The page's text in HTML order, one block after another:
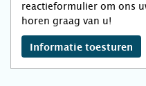
reactieformulier om ons
horen graag van u!
Informatie toesturen